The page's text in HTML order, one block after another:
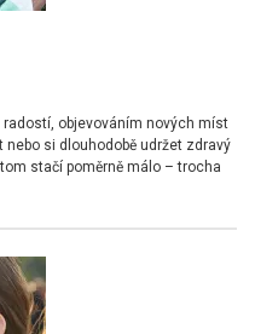
objevováním nových míst
si dlouhodobě udržet zdravý
stačí poměrně málo – trocha